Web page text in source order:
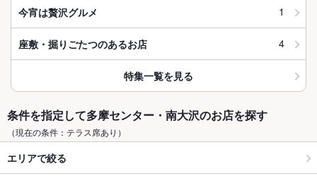
今宵は贅沢グルメ 1
座敷・掘りごたつのあるお店 4
特集一覧を見る
条件を指定して多摩センター・南大沢のお店を探す
（現在の条件：テラス席あり）
エリアで絞る